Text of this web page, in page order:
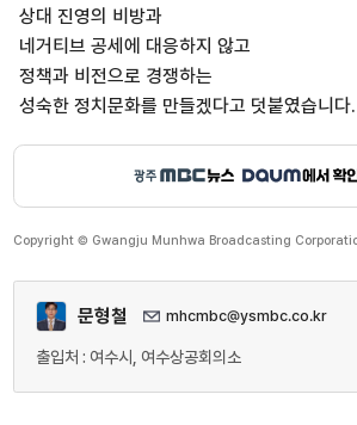
상대 진영의 비방과
네거티브 공세에 대응하지 않고
정책과 비전으로 경쟁하는
성숙한 정치문화를 만들겠다고 덧붙였습니다.
Copyright © Gwangju Munhwa Broadcasting
문형철 mhcmbc@ysmbc.co.kr
출입처 : 여수시, 여수상공회의소